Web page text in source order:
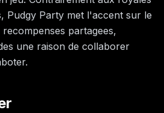
Pudgy Party met l'accent sur le
partagees,
une raison de collaborer